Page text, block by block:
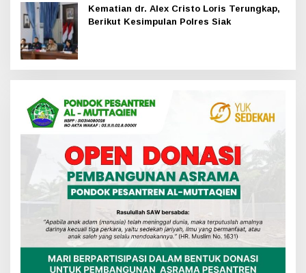
Kematian dr. Alex Cristo Loris Terungkap,
Berikut Kesimpulan Polres Siak